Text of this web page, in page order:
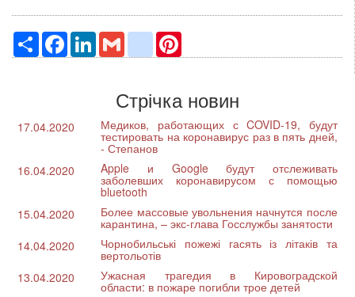
РесурсFacebook
LinkedInGmail google_bookmarks
Стрічка новин
17.04.2020 Медиков, работающих с COVID-19, будут
тестировать на коронавирус раз в пять дней,
- Степанов
16.04.2020
Apple и Google будут отслеживать
заболевших коронавирусом с помощью
bluetooth
15.04.2020
Более массовые увольнения начнутся после
карантина, – экс-глава Госслужбы занятости
14.04.2020
Чорнобильські пожежі гасять із літаків та
вертольотів
13.04.2020
Ужасная трагедия в Кировоградской
области: в пожаре погибли трое детей